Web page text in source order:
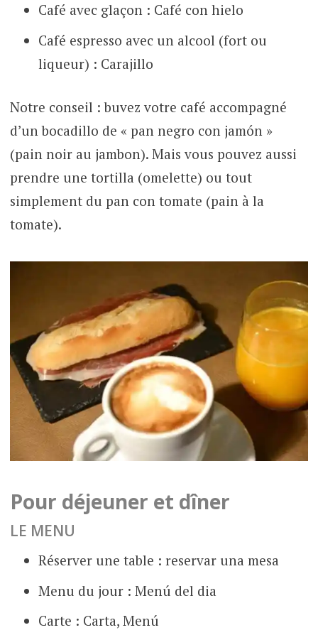
Café avec glaçon : Café con hielo
Café espresso avec un alcool (fort ou
liqueur) : Carajillo
Notre conseil : buvez votre café accompagné
d’un bocadillo de « pan negro con jamón »
(pain noir au jambon). Mais vous pouvez aussi
prendre une tortilla (omelette) ou tout
simplement du pan con tomate (pain à la
tomate).
Pour déjeuner et dîner
LE MENU
Réserver une table : reservar una mesa
Menu du jour : Menú del dia
Carte : Carta, Menú